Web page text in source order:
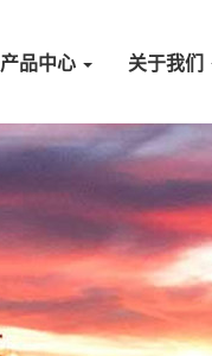
产品中心 关于我们